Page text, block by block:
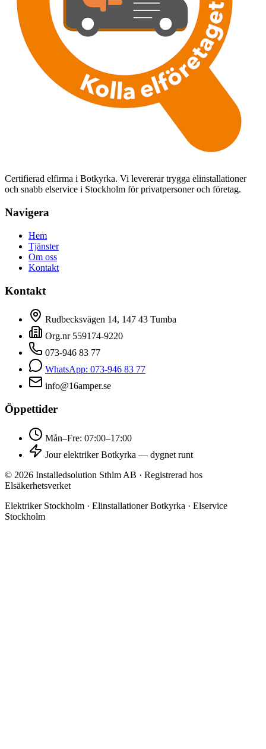
Certifierad elfirma i Botkyrka. Vi levererar trygga elinstallationer
och snabb elservice i Stockholm för privatpersoner och företag.
Navigera
Hem
Tjänster
Om oss
Kontakt
Kontakt
Rudbecksvägen 14, 147 43 Tumba
Org.nr 559174-9220
073-946 83 77
WhatsApp: 073-946 83 77
info@16amper.se
Öppettider
Mån–Fre: 07:00–17:00
Jour elektriker Botkyrka — dygnet runt
© 2026 Installedsolution Sthlm AB · Registrerad hos
Elsäkerhetsverket
Elektriker Stockholm · Elinstallationer Botkyrka · Elservice
Stockholm